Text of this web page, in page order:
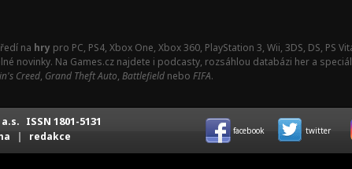
na hry pro PC, PS4, Xbox One, Xbox 360, PlayStation 3, Wii, 3DS, DS, PS
novinky. Na Games.cz najdete i podcasty, rozsáhlou databázi her a
Creed, Grand Theft Auto, Battlefield nebo FIFA.
ISSN 1801-5131
| redakce facebook twitter